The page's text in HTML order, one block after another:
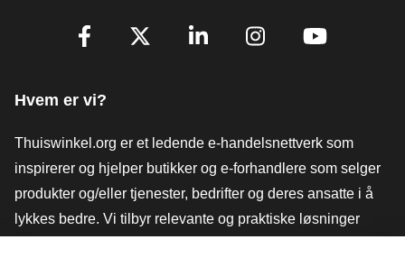
[_General:SocialMediaTitle]
Hvem er vi?
Thuiswinkel.org er et ledende e-handelsnettverk som
inspirerer og hjelper butikker og e-forhandlere som selger
produkter og/eller tjenester, bedrifter og deres ansatte i å
lykkes bedre. Vi tilbyr relevante og praktiske løsninger